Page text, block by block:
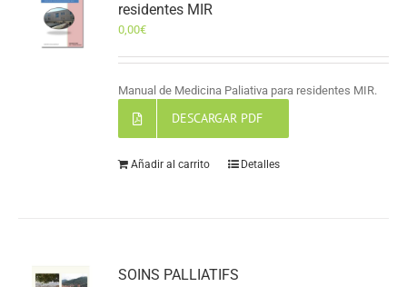
residentes MIR
0,00€
Manual de Medicina Paliativa para residentes MIR.
DESCARGAR PDF
Añadir al carrito Detalles
SOINS PALLIATIFS